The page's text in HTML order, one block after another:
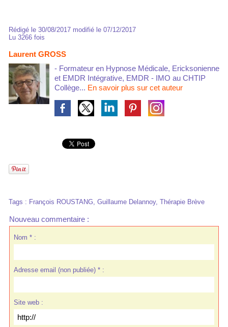
Rédigé le 30/08/2017 modifié le 07/12/2017
Lu 3266 fois
Laurent GROSS
- Formateur en Hypnose Médicale, Ericksonienne
et EMDR Intégrative, EMDR - IMO au CHTIP
Collège... En savoir plus sur cet auteur
Tags : François ROUSTANG Guillaume Delannoy, Thérapie Brève
Nouveau commentaire :
Nom * :
Adresse email (non publiée) * :
Site web :